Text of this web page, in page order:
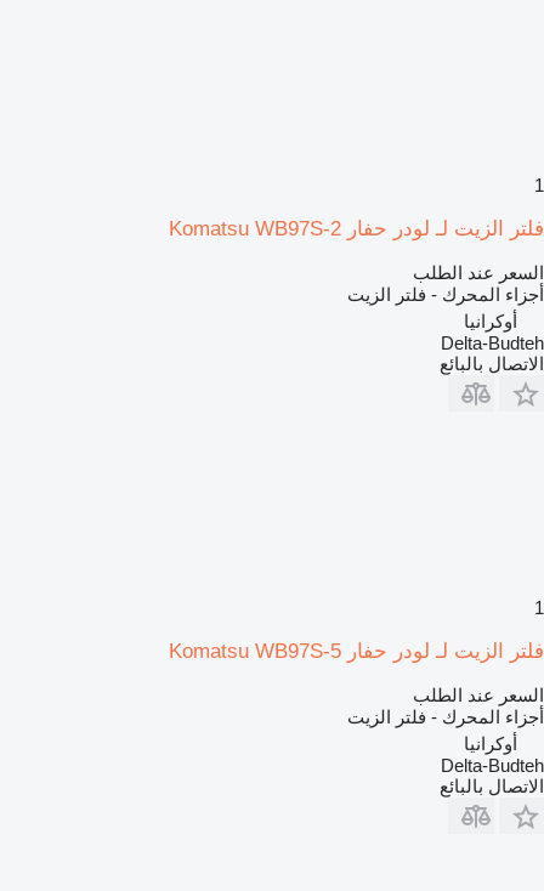
1
فلتر الزيت لـ لودر حفار Komatsu WB97S-2
السعر عند الطلب
أجزاء المحرك - فلتر الزيت
أوكرانيا
Delta-Budteh
الاتصال بالبائع
1
فلتر الزيت لـ لودر حفار Komatsu WB97S-5
السعر عند الطلب
أجزاء المحرك - فلتر الزيت
أوكرانيا
Delta-Budteh
الاتصال بالبائع